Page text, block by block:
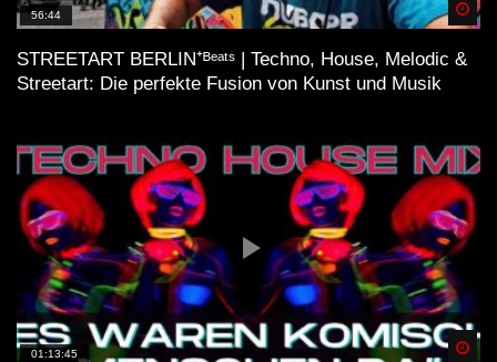
56:44
STREETART BERLIN⁺ᴮᵉᵃᵗˢ | Techno, House, Melodic &
Streetart: Die perfekte Fusion von Kunst und Musik
01:13:45